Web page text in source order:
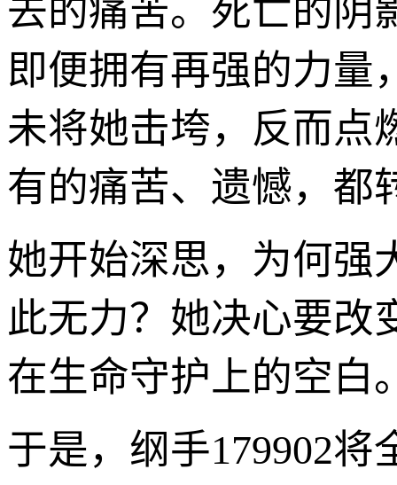
去的痛苦。死亡的阴
即便拥有再强的力量
未将她击垮，反而点
有的痛苦、遗憾，都
她开始深思，为何强
此无力？她决心要改
在生命守护上的空白
于是，纲手179902